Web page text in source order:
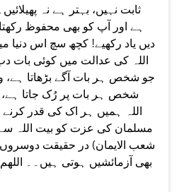
ثابت نہیں، بہتر ہے نہ
ہے اور آپ کو بھی محفوظ
دیں یاد رکھیے! کچھ سچ اس دنیا
اللہ کی عدالت میں کوئی بات
جو شخص ہر بات آگے بڑھاتا ہے،
شخص ہر بات پر رُک جاتا ہے،
اللہ ہمیں ہر اک کی قدر
مسلمان کی عزت کو بیت اللہ سے
شعب الایمان) در حقیقت
بھی آزمائشیں ہوتی ہیں۔۔ اللھم